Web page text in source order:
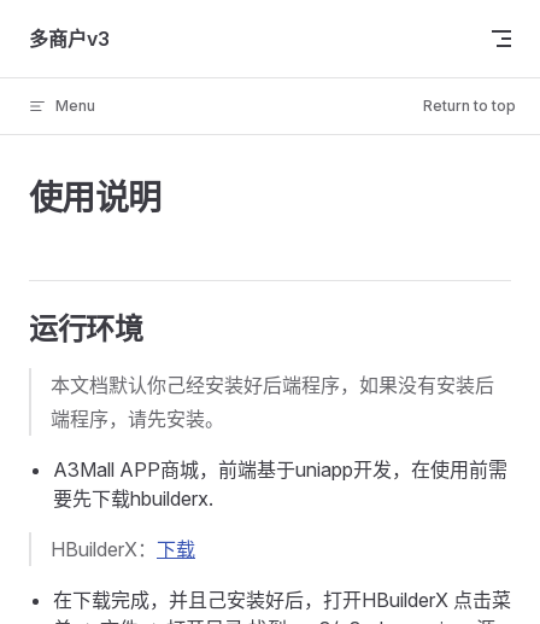
Skip to content
多商户v3
Menu Return to top
使用说明
运行环境
本文档默认你己经安装好后端程序，如果没有安装后
端程序，请先安装。
A3Mall APP商城，前端基于uniapp开发，在使用前需
要先下载hbuilderx.
HBuilderX： 下载
在下载完成，并且己安装好后，打开HBuilderX 点击菜